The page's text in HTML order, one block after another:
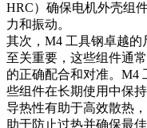
HRC）确保电机外壳组
力和振动。
其次，M4 工具钢卓越
至关重要，这些组件通
的正确配合和对准。M4
些组件在长期使用中保
导热性有助于高效散热
助于防止过热并确保最佳